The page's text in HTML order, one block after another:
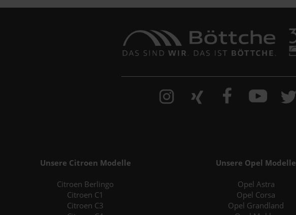
Unsere Citroen Modelle
Citroen Berlingo
Citroen C1
Citroen C3
Unsere Opel Modelle
Opel Astra
Opel Corsa
Opel Grandland